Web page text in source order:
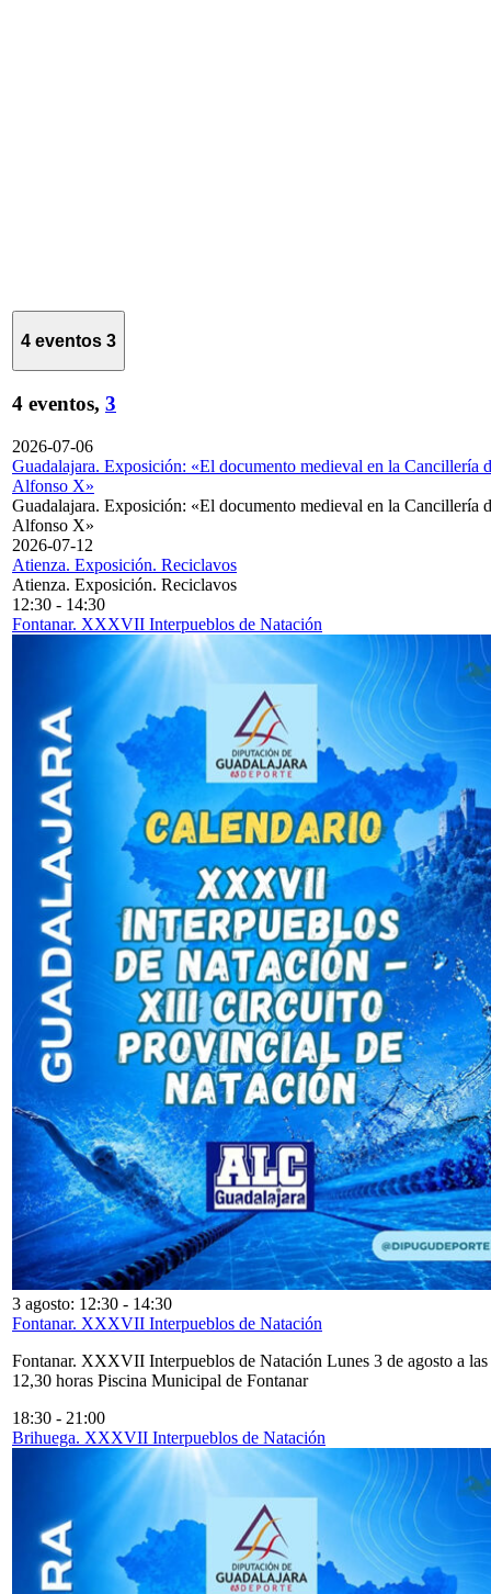
4 eventos 3
4 eventos, 3
2026-07-06
Guadalajara. Exposición: «El documento medieval en la Cancillería
Alfonso X»
Guadalajara. Exposición: «El documento medieval en la Cancillería
Alfonso X»
2026-07-12
Atienza. Exposición. Reciclavos
Atienza. Exposición. Reciclavos
12:30 - 14:30
Fontanar. XXXVII Interpueblos de Natación
3 agosto: 12:30 - 14:30
Fontanar. XXXVII Interpueblos de Natación
Fontanar. XXXVII Interpueblos de Natación Lunes 3 de agosto a las
12,30 horas Piscina Municipal de Fontanar
18:30 - 21:00
Brihuega. XXXVII Interpueblos de Natación